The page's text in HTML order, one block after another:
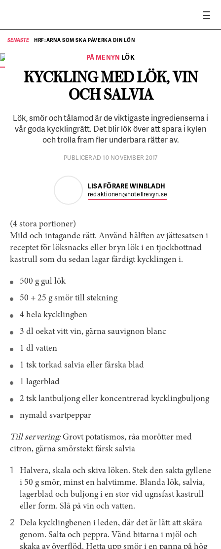
SENASTE HRF:ARNA SOM SKA PÅVERKA DIN LÖN
Kyckling med lök, vin och salvia.
PÅ MENYN LÖK
KYCKLING MED LÖK, VIN
OCH SALVIA
Lök, smör och tålamod är de viktigaste ingredienserna i
vår goda kycklingrätt. Det blir lök över att spara i kylen
och trolla fram fler underbara rätter av.
PUBLICERAD 10 NOVEMBER 2017
LISA FÖRARE WINBLADH
redaktionen@hotellrevyn.se
(4 stora portioner)
Mild och intagande rätt. Använd hälften av jättesatsen i
receptet för löksnacks eller bryn lök i en tjockbottnad
kastrull som du sedan lagar färdigt kycklingen i.
500 g gul lök
50 + 25 g smör till stekning
4 hela kycklingben
3 dl oekat vitt vin, gärna sauvignon blanc
1 dl vatten
1 tsk torkad salvia eller färska blad
1 lagerblad
2 tsk lantbuljong eller koncentrerad kycklingbuljong
nymald svartpeppar
Till servering:Grovt potatismos, råa morötter med
citron, gärna smörstekt färsk salvia
Halvera, skala och skiva löken. Stek den sakta gyllene
i 50 g smör, minst en halvtimme. Blanda lök, salvia,
lagerblad och buljong i en stor vid ugnsfast kastrull
eller form. Slå på vin och vatten.
Dela kycklingbenen i leden, där det är lätt att skära
genom. Salta och peppra. Vänd bitarna i mjöl och
skaka av överflöd. Hetta upp smör i en panna på hög